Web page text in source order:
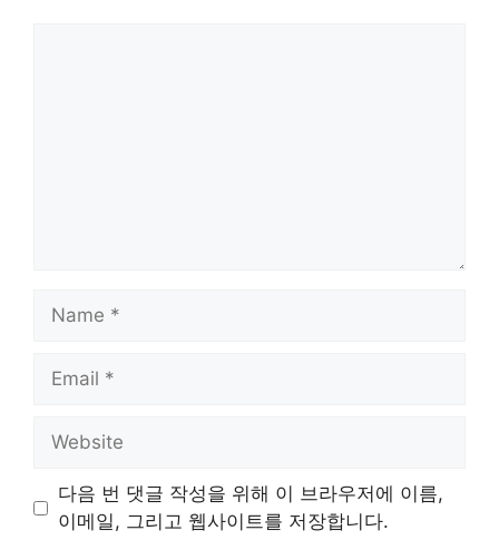
Name
Email
Website
다음 번 댓글 작성을 위해 이 브라우저에 이름,
이메일, 그리고 웹사이트를 저장합니다.